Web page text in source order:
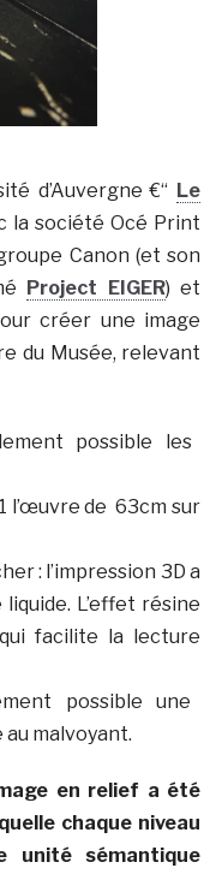
d’Auvergne €“ Le
la société Océ Print
Canon (et son
Project EIGER) et
créer une image
du Musée, relevant
possible les
l’œuvre de 63cm sur
: l’impression 3D a
L’effet résine
facilite la lecture
possible une
malvoyant.
en relief a été
chaque niveau
sémantique